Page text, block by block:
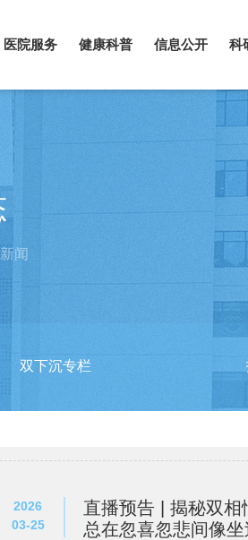
医院服务 健康科普 信息公开 科
闻
双下沉专栏
2026
03-25
直播预告 | 揭秘双相
总在忽喜忽悲间像坐